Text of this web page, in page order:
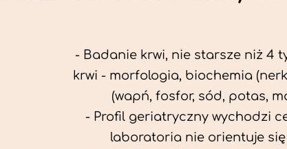
- Badanie krwi, nie starsze niż 4
krwi - morfologia, biochemia
(wapń, fosfor, sód, potas,
- Profil geriatryczny wychodzi
laboratoria nie orientuje